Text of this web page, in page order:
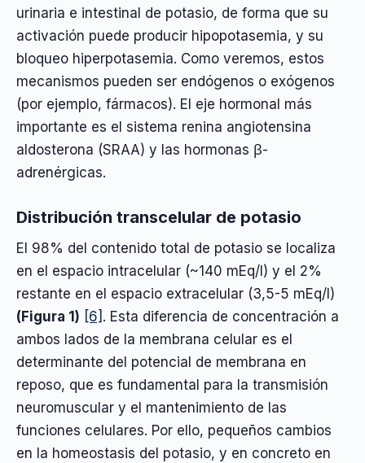
urinaria e intestinal de potasio, de forma que su
activación puede producir hipopotasemia, y su
bloqueo hiperpotasemia. Como veremos, estos
mecanismos pueden ser endógenos o exógenos
(por ejemplo, fármacos). El eje hormonal más
importante es el sistema renina angiotensina
aldosterona (SRAA) y las hormonas β-
adrenérgicas.
Distribución transcelular de potasio
El 98% del contenido total de potasio se localiza
en el espacio intracelular (~140 mEq/l) y el 2%
restante en el espacio extracelular (3,5-5 mEq/l)
(Figura 1) [6] . Esta diferencia de concentración a
ambos lados de la membrana celular es el
determinante del potencial de membrana en
reposo, que es fundamental para la transmisión
neuromuscular y el mantenimiento de las
funciones celulares. Por ello, pequeños cambios
en la homeostasis del potasio, y en concreto en